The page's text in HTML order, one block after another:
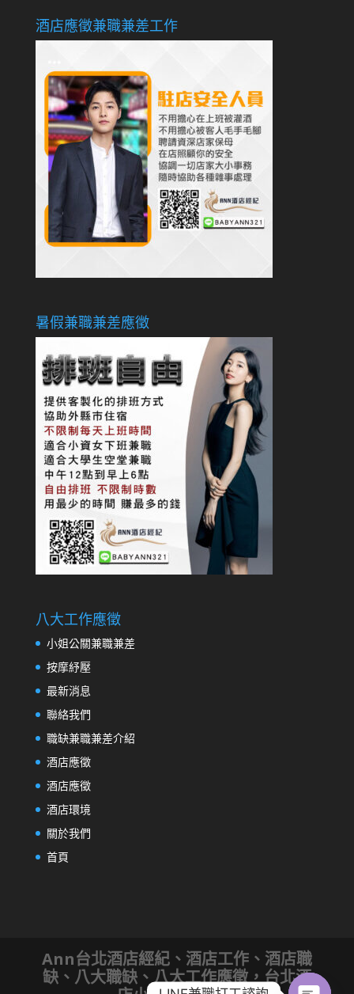
酒店應徵兼職兼差工作
暑假兼職兼差應徵
八大工作應徵
小姐公關兼職兼差
按摩紓壓
最新消息
聯絡我們
職缺兼職兼差介紹
酒店應徵
酒店應徵
酒店環境
關於我們
首頁
Ann台北酒店經紀、酒店工作、酒店職
缺、八大職缺、八大工作應徵，台北酒